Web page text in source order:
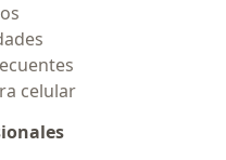
celular